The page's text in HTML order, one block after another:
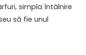
simpla întâlnire
să fie unul